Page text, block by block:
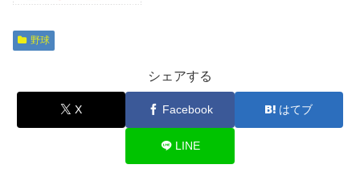
野球
シェアする
X Facebook はてブ
LINE